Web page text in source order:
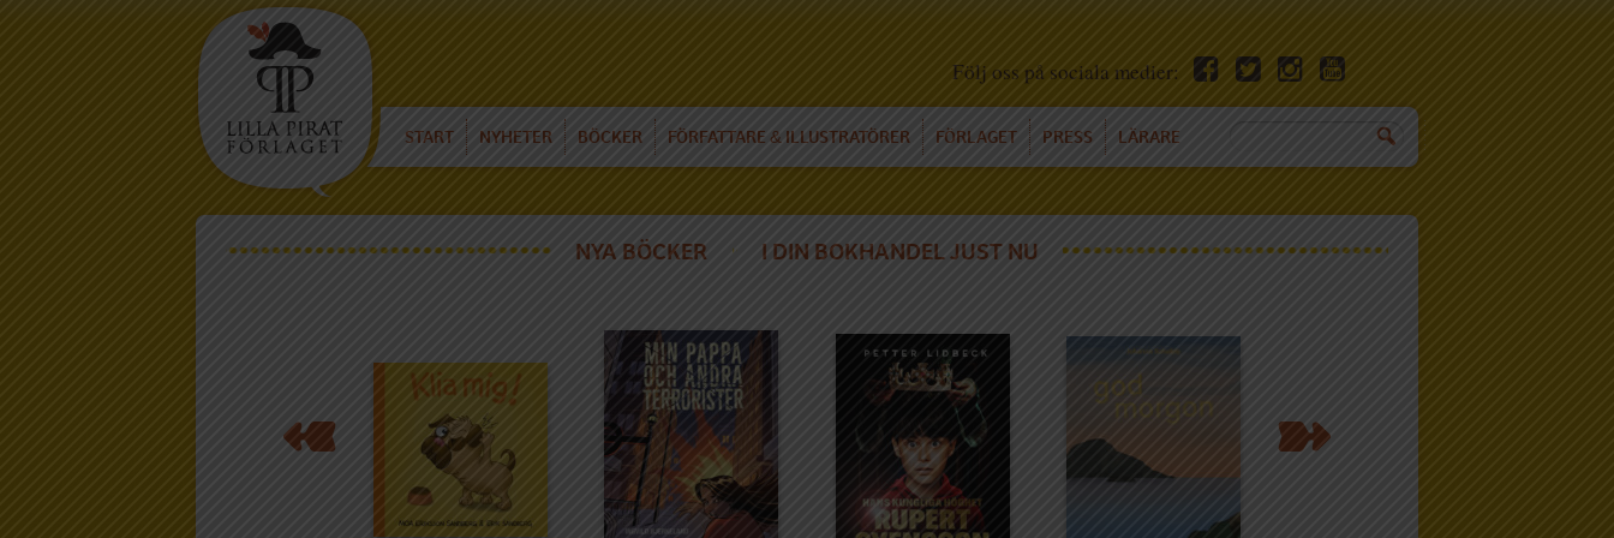
Följ oss på sociala medier:
START NYHETER BÖCKER FÖRFATTARE & ILLUSTRATÖRER FÖRLAGET PRESS LÄRARE
NYA BÖCKER I DIN BOKHANDEL JUST NU